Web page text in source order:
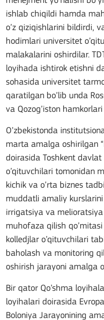
ishlab chiqildi hamda
o’z qiziqishlarini bildirdi,
hodimlari universitet
malakalarini oshirdilar.
loyihada ishtirok etishni
sohasida universitet
qaratilgan bo’lib unda
va Qozog’iston
O’zbekistonda
marta amalga oshirilgan
doirasida Toshkent
o’qituvchilari tomonidan
kichik va o’rta biznes
muddatli amaliy
irrigatsiya va
muhofaza qilish
kolledjlar o’qituvchilari
baholash va monitoring
oshirish jarayoni amalga
Bir qator Qo’shma
loyihalari doirasida
Boloniya Jarayonining